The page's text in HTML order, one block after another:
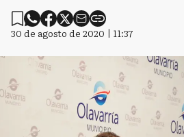
30 de agosto de 2020 | 11:37